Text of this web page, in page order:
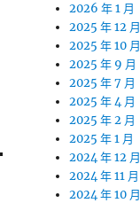
2026 年 1 月
2025 年 12 月
2025 年 10 月
2025 年 9 月
2025 年 7 月
2025 年 4 月
2025 年 2 月
2025 年 1 月
2024 年 12 月
2024 年 11 月
2024 年 10 月